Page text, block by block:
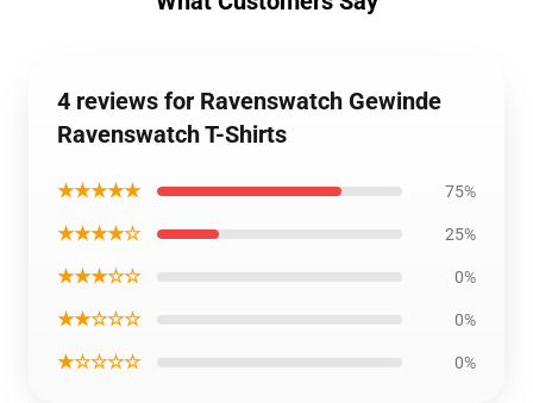
4 reviews for Ravenswatch Gewinde
Ravenswatch T-Shirts
★★★★★ 75%
★★★★☆ 25%
★★★☆☆ 0%
★★☆☆☆ 0%
★☆☆☆☆ 0%